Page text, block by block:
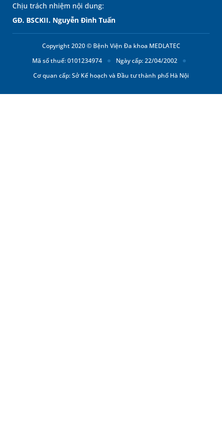
Chịu trách nhiệm nội dung:
GĐ. BSCKII. Nguyễn Đình Tuấn
Copyright 2020 © Bệnh Viện Đa khoa MEDLATEC
Mã số thuế: 0101234974
Ngày cấp: 22/04/2002
Cơ quan cấp: Sở Kế hoạch và Đầu tư thành phố Hà Nội